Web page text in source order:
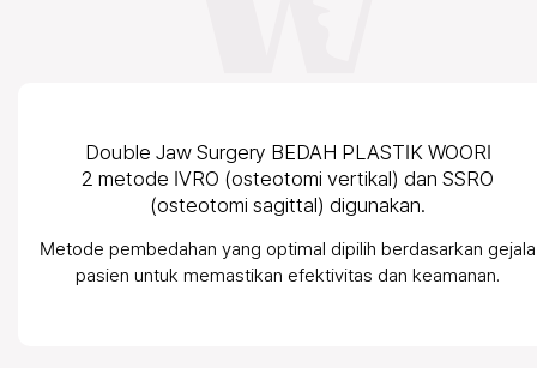
Double Jaw Surgery BEDAH PLASTIK WOORI
2 metode IVRO (osteotomi vertikal) dan SSRO
(osteotomi sagittal) digunakan.
Metode pembedahan yang optimal dipilih berdasarkan gejala
pasien untuk memastikan efektivitas dan keamanan.